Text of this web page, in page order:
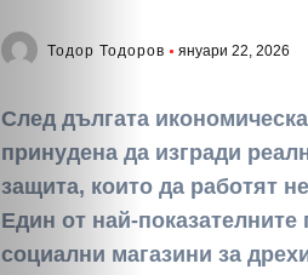
Тодор Тодоров януари 22, 2026
След дългата
принудена да изгради
защита, които да работят
Един от най-показателните
социални магазини за